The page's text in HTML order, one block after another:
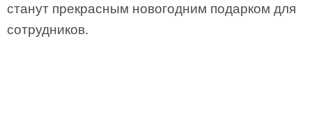
станут прекрасным новогодним подарком для
сотрудников.